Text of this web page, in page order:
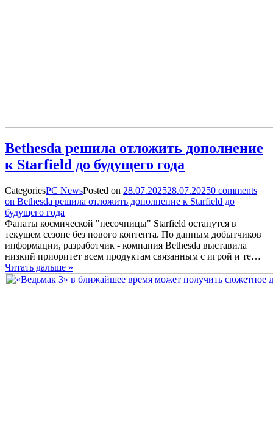
Bethesda решила отложить дополнение
к Starfield до будущего года
CategoriesPC NewsPosted on 28.07.202528.07.20250 comments
on Bethesda решила отложить дополнение к Starfield до
будущего года
Фанаты космической "песочницы" Starfield останутся в
текущем сезоне без нового контента. По данным добытчиков
информации, разработчик - компания Bethesda выставила
низкий приоритет всем продуктам связанным с игрой и те…
Читать дальше »